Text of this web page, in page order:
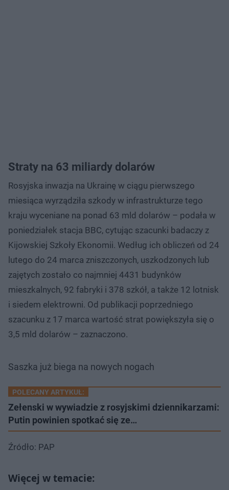
Straty na 63 miliardy dolarów
Rosyjska inwazja na Ukrainę w ciągu pierwszego
miesiąca wyrządziła szkody w infrastrukturze tego
kraju wyceniane na ponad 63 mld dolarów – podała w
poniedziałek stacja BBC, cytując szacunki badaczy z
Kijowskiej Szkoły Ekonomii. Według ich obliczeń od 24
lutego do 24 marca zniszczonych, uszkodzonych lub
zajętych zostało co najmniej 4431 budynków
mieszkalnych, 92 fabryki i 378 szkół, a także 12 lotnisk
i siedem elektrowni. Od publikacji poprzedniego
szacunku z 17 marca wartość strat powiększyła się o
3,5 mld dolarów – zaznaczono.
Saszka już biega na nowych nogach
POLECANY ARTYKUŁ:
Zełenski w wywiadzie z rosyjskimi dziennikarzami:
Putin powinien spotkać się ze…
Źródło: PAP